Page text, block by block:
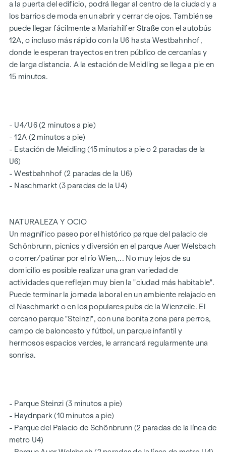
agua, electricidad y luz. Una hermosa extensión del salón
con mucho margen para el diseño - sus dedos verdes
estarán en plena forma.
Lo más destacado es sin duda el cuarto de baño, con una
hermosa ducha a ras de suelo y una gran bañera para
relajarse, un lavabo doble, una conexión para la lavadora y
Dos habitaciones accesibles por separado se encuentran en
la parte trasera del piso, la habitación delantera tiene acceso
directo a la logia.
Un trastero y un aseo independiente completan la oferta.
- Cocina/salón (aprox. 27 m²)
- Dormitorio (aprox. 12 m²)
- Dormitorio (aprox. 13 m²) con acceso a la logia
- Cuarto de baño con bañera, ducha, lavabo doble, radiador
toallero y conexión para lavadora
- Aseo separado con lavabo
- trastero
- Logia (aprox. 8,3 m²)
información se puede encontrar en nuestra página web del
proyecto. www.
arndtstrasse50.at
VER HOY - MUDARSE MAÑANA (!!!)
a la puerta del edificio, podrá llegar al centro de la ciudad y a
los barrios de moda en un abrir y cerrar de ojos. También se
puede llegar fácilmente a Mariahilfer Straße con el autobús
12A, o incluso más rápido con la U6 hasta Westbahnhof,
donde le esperan trayectos en tren público de cercanías y
de larga distancia. A la estación de Meidling se llega a pie en
15 minutos.
- U4/U6 (2 minutos a pie)
- 12A (2 minutos a pie)
- Estación de Meidling (15 minutos a pie o 2 paradas de la
U6)
- Westbahnhof (2 paradas de la U6)
- Naschmarkt (3 paradas de la U4)
NATURALEZA Y OCIO
Un magnífico paseo por el histórico parque del palacio de
Schönbrunn, picnics y diversión en el parque Auer Welsbach
o correr/patinar por el río Wien,... No muy lejos de su
domicilio es posible realizar una gran variedad de
actividades que reflejan muy bien la "ciudad más habitable".
Puede terminar la jornada laboral en un ambiente relajado en
el Naschmarkt o en los populares pubs de la Wienzeile. El
cercano parque "Steinzi", con una bonita zona para perros,
campo de baloncesto y fútbol, un parque infantil y
hermosos espacios verdes, le arrancará regularmente una
sonrisa.
- Parque Steinzi (3 minutos a pie)
- Haydnpark (10 minutos a pie)
- Parque del Palacio de Schönbrunn (2 paradas de la línea de
metro U4)